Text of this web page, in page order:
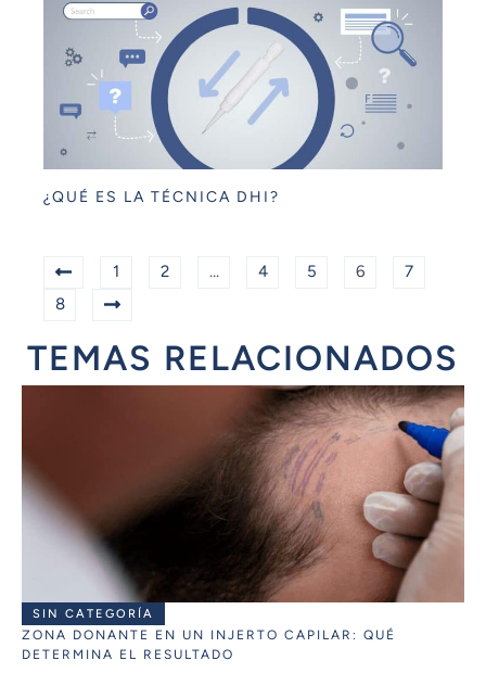
¿QUÉ ES LA TÉCNICA DHI?
1 2 … 4 5 6
7
8
TEMAS RELACIONADOS
SIN CATEGORÍA
ZONA DONANTE EN UN INJERTO CAPILAR: QUÉ
DETERMINA EL RESULTADO